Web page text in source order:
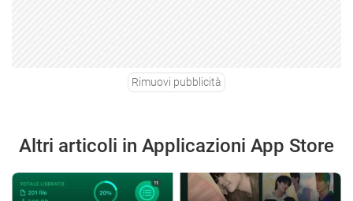
Rimuovi pubblicità
Altri articoli in Applicazioni App Store